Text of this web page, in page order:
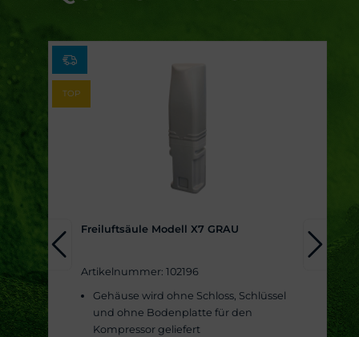
TOP
Freiluftsäule Modell X7 GRAU
Artikelnummer: 102196
Gehäuse wird ohne Schloss, Schlüssel
und ohne Bodenplatte für den
Kompressor geliefert